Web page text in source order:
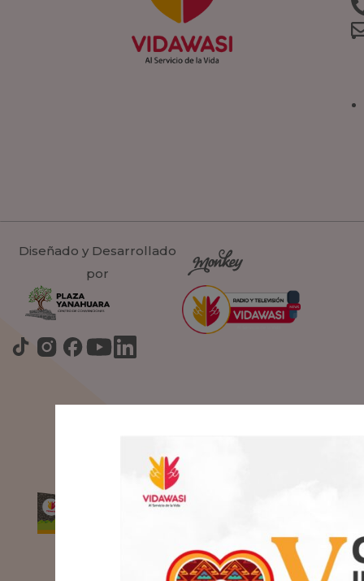
Diseñado y Desarrollado
por